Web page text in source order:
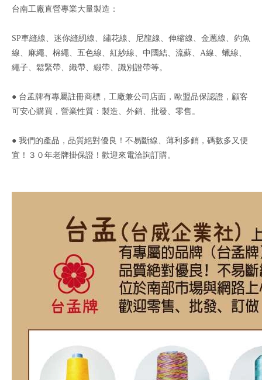
台南工廠直營專業大量製造：
SP車縫線、迷你縫紉線、繡花線、尼龍線、伸縮線、金蔥線、釣魚
線、麻繩、棉繩、五色線、紅紗線、中國結、流蘇、A線、蠟線、
繩子、鬆緊帶、織帶、緞帶、識別證帶等。
● 台孟牌有專屬註冊商標，工廠兼公司店面，歐盟品保認證，顧客
可安心購買，營業性質：製造、外銷、批發、零售。
● 我們的產品，品質絕對優良！不易斷線、薄利多銷，碼數多又便
宜！３０年老牌掛保證！歡迎來電洽詢訂購。